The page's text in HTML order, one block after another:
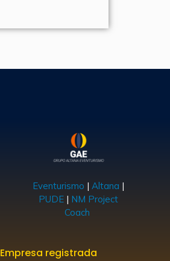
Eventurismo | Altana |
PUDE | NM Project
Coach
Empresa registrada